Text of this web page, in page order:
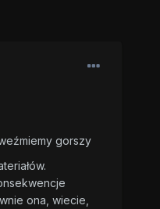
gorszy
ona, wiecie,